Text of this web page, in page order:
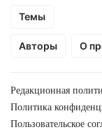
Темы
Авторы О
Редакционная
Политика
Пользовательское